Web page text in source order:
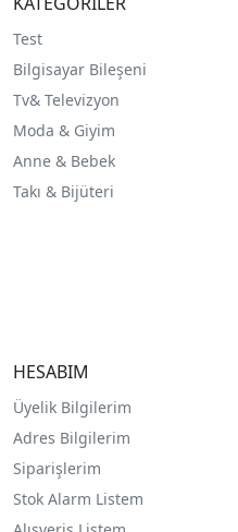
Test
Bilgisayar Bileşeni
Tv& Televizyon
Moda & Giyim
Anne & Bebek
Takı & Bijüteri
HESABIM
Üyelik Bilgilerim
Adres Bilgilerim
Siparişlerim
Stok Alarm Listem